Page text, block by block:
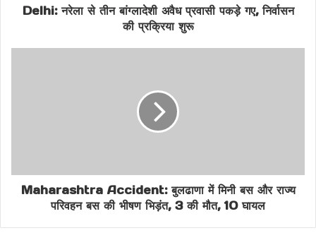
IPL Match Today IPL Thrilling Finish
Mumbai Indians vs Sunrisers Hyderabad
Mumbai vs Hyderabad 2025
Pat Cummins Captain SRH Scorecard
Travis Head Wicket
Delhi: नरेला से तीन बांग्लादेशी अवैध प्रवासी पकड़े गए, निर्वासन
की प्रक्रिया शुरू
Maharashtra Accident: बुलढाणा में मिनी बस और राज्य
परिवहन बस की भीषण भिड़ंत, 3 की मौत, 10 घायल